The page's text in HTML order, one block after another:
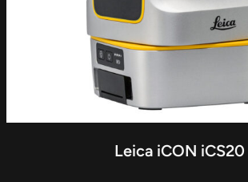
Leica iCON iCS20